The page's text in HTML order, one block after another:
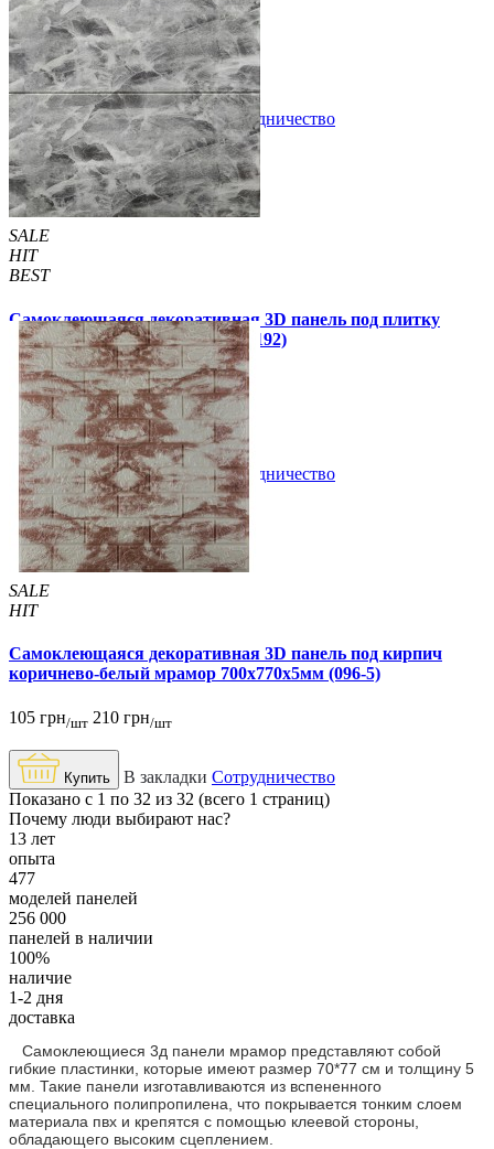
105 грн/шт 210 грн/шт
Купить В закладки Сотрудничество
SALE
HIT
BEST
Самоклеющаяся декоративная 3D панель под плитку
черный мрамор 700x700x4мм (192)
89 грн/шт 210 грн/шт
Купить В закладки Сотрудничество
SALE
HIT
Самоклеющаяся декоративная 3D панель под кирпич
коричнево-белый мрамор 700x770x5мм (096-5)
105 грн/шт 210 грн/шт
Купить В закладки Сотрудничество
Показано с 1 по 32 из 32 (всего 1 страниц)
Почему люди выбирают нас?
13 лет
опыта
477
моделей панелей
256 000
панелей в наличии
100%
наличие
1-2 дня
доставка
Самоклеющиеся 3д панели мрамор представляют собой
гибкие пластинки, которые имеют размер 70*77 см и толщину 5
мм. Такие панели изготавливаются из вспененного
специального полипропилена, что покрывается тонким слоем
материала пвх и крепятся с помощью клеевой стороны,
обладающего высоким сцеплением.